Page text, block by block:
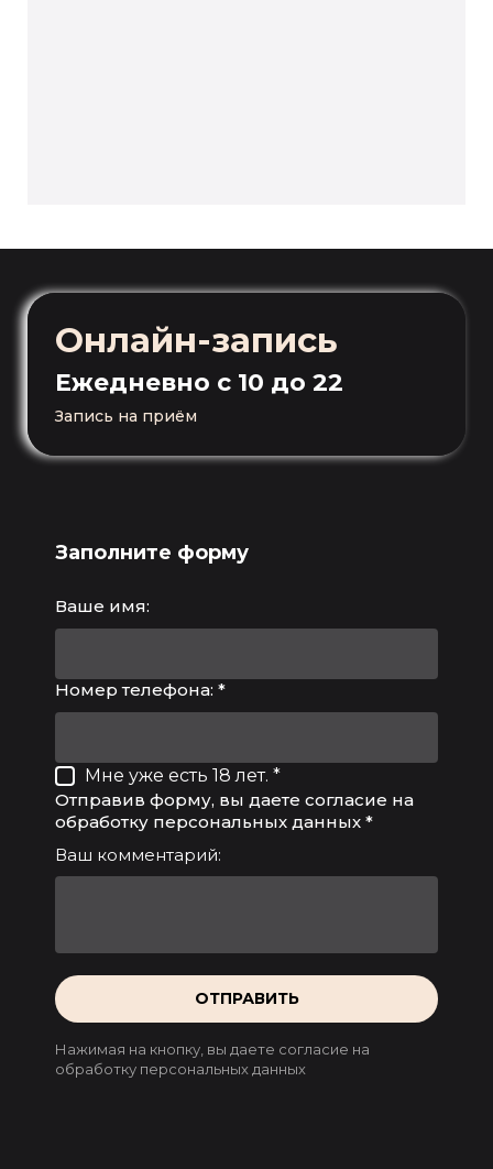
Онлайн-запись
Ежедневно с 10 до 22
Запись на приём
Заполните форму
Ваше имя:
Номер телефона: *
Мне уже есть 18 лет. *
Отправив форму, вы даете согласие на
обработку персональных данных *
Ваш комментарий:
ОТПРАВИТЬ
Нажимая на кнопку, вы даете согласие на
обработку персональных данных